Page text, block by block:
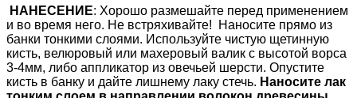
НАНЕСЕНИЕ: Хорошо размешайте перед применением
и во время него. Не встряхивайте! Наносите прямо из
банки тонкими слоями. Используйте чистую щетинную
кисть, велюровый или махеровый валик с высотой ворса
3-4мм, либо аппликатор из овечьей шерсти. Опустите
кисть в банку и дайте лишнему лаку стечь. Наносите лак